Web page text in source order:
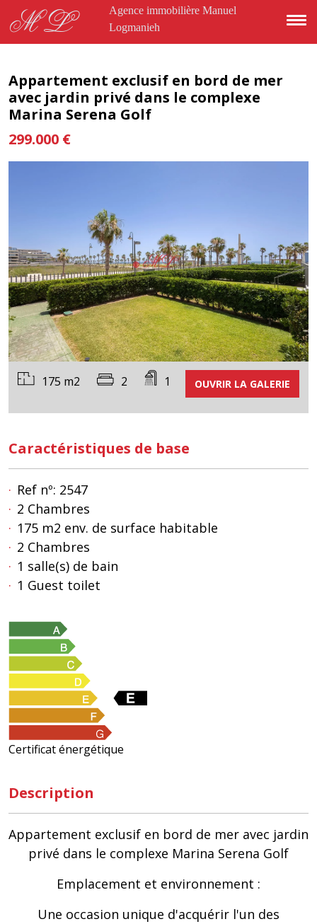
Aller au contenu principal
ML
Agence immobilière Manuel
Logmanieh
Appartement exclusif en bord de mer
avec jardin privé dans le complexe
Marina Serena Golf
299.000 €
175 m2 2 1 OUVRIR LA GALERIE
Caractéristiques de base
Ref nº: 2547
2 Chambres
175 m2 env. de surface habitable
2 Chambres
1 salle(s) de bain
1 Guest toilet
Certificat énergétique
Description
Appartement exclusif en bord de mer avec jardin
privé dans le complexe Marina Serena Golf
Emplacement et environnement :
Une occasion unique d'acquérir l'un des